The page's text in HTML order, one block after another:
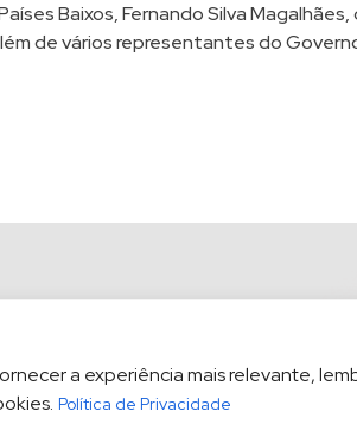
a experiência mais relevante,
Política de Privacidade
Baixos, Fernando Silva
de vários representantes do